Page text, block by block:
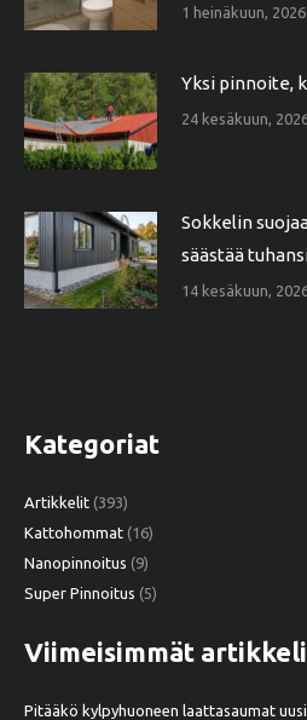
1 heinäkuun, 2026
Yksi pinnoite,
24 kesäkuun,
Sokkelin
säästää
14 kesäkuun,
Kategoriat
Artikkelit (393)
Kattohommat (16)
Nanopinnoitus (9)
Super Pinnoitus (5)
Viimeisimmät
Pitääkö kylpyhuoneen laattasaumat